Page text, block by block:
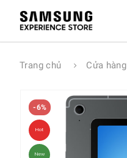
Trang chủ Cửa hàng
-6%
Hot
New